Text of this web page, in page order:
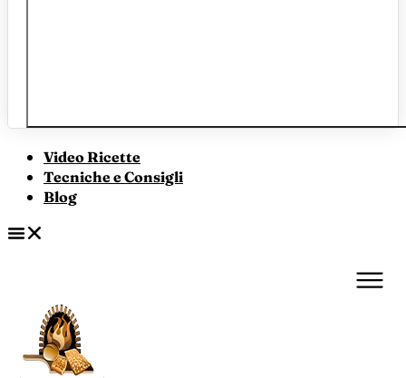
Video Ricette
Tecniche e Consigli
Blog